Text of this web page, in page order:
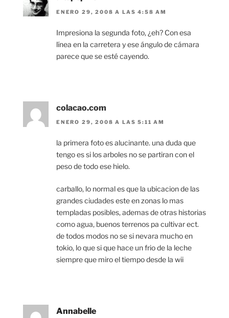
ENERO 29, 2008 A LAS 4:58 AM
Impresiona la segunda foto, ¿eh? Con esa
línea en la carretera y ese ángulo de cámara
parece que se esté cayendo.
colacao.com
ENERO 29, 2008 A LAS 5:11 AM
la primera foto es alucinante. una duda que
tengo es si los arboles no se partiran con el
peso de todo ese hielo.
carballo, lo normal es que la ubicacion de las
grandes ciudades este en zonas lo mas
templadas posibles, ademas de otras historias
como agua, buenos terrenos pa cultivar ect.
de todos modos no se si nevara mucho en
tokio, lo que si que hace un frio de la leche
siempre que miro el tiempo desde la wii
Annabelle